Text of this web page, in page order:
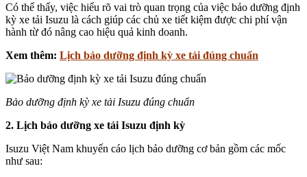
Có thể thấy, việc hiểu rõ vai trò quan trọng của việc bảo dưỡng định
kỳ xe tải Isuzu là cách giúp các chủ xe tiết kiệm được chi phí vận
hành từ đó nâng cao hiệu quả kinh doanh.
Xem thêm: Lịch bảo dưỡng định kỳ xe tải đúng chuẩn
Bảo dưỡng định kỳ xe tải Isuzu đúng chuẩn
2. Lịch bảo dưỡng xe tải Isuzu định kỳ
Isuzu Việt Nam khuyến cáo lịch bảo dưỡng cơ bản gồm các mốc
như sau: